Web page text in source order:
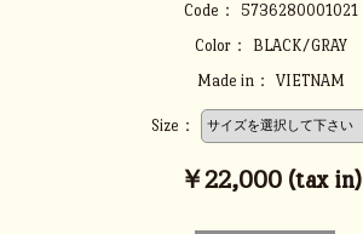
Code：
5736280001021
Color：
BLACK/GRAY
Made in：
VIETNAM
Size：
￥22,000 (tax in)